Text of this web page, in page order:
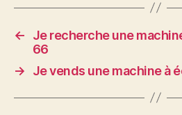
←
Je recherche une
66
→
Je vends une machine à